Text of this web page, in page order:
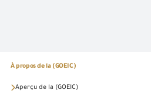
À propos de la (GOEIC)
Aperçu de la (GOEIC)